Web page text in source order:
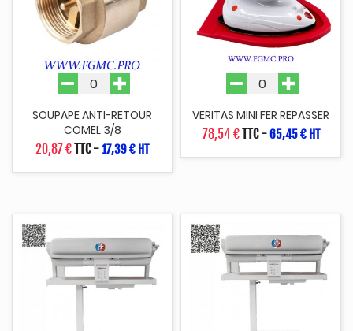
SOUPAPE ANTI-RETOUR
COMEL 3/8
20,87 €TTC-17,39 € HT
VERITAS MINI FER REPASSER
78,54 €TTC-65,45 € HT